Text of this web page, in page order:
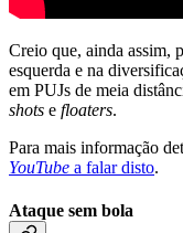
Creio que, ainda assim,
esquerda e na
em PUJs de meia
shots e floaters.
Para mais informação
YouTube a falar disto.
Ataque sem bola